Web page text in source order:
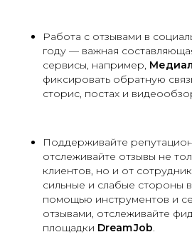
Работа с отзывами в
году — важная
сервисы, например,
фиксировать обратную
сторис, постах и
Поддерживайте
отслеживайте отзывы не
клиентов, но и от
сильные и слабые стороны
помощью инструментов и
отзывами, отслеживайте
площадки Dream Job.